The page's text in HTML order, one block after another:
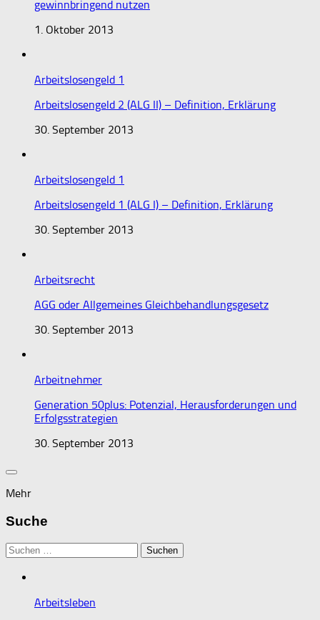
gewinnbringend nutzen
1. Oktober 2013
Arbeitslosengeld 1
Arbeitslosengeld 2 (ALG II) – Definition, Erklärung
30. September 2013
Arbeitslosengeld 1
Arbeitslosengeld 1 (ALG I) – Definition, Erklärung
30. September 2013
Arbeitsrecht
AGG oder Allgemeines Gleichbehandlungsgesetz
30. September 2013
Arbeitnehmer
Generation 50plus: Potenzial, Herausforderungen und
Erfolgsstrategien
30. September 2013
Mehr
Suche
Suchen
nach:
Arbeitsleben